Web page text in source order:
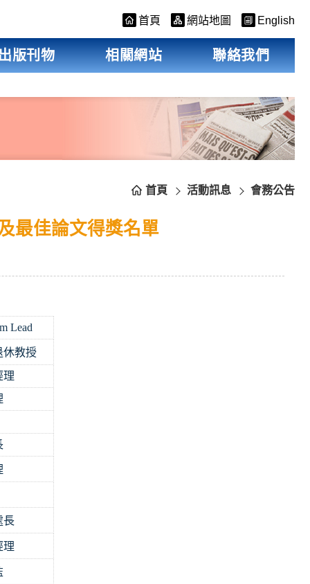
首頁 網站地圖 English
版刊物 相關網站 聯絡我們
首頁 活動訊息 會務公告
最佳論文得獎名單
Lead
休教授
理
長
理